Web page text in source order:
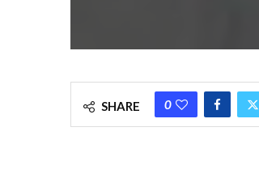
SHARE 0